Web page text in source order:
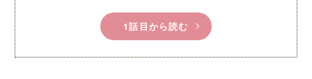
1話目から読む